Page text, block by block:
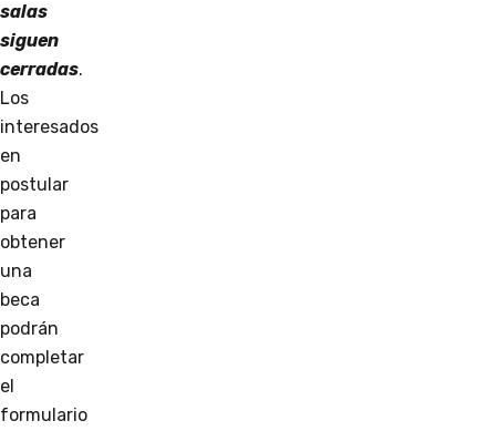
salas
siguen
cerradas.
Los
interesados
en
postular
para
obtener
una
beca
podrán
completar
el
formulario